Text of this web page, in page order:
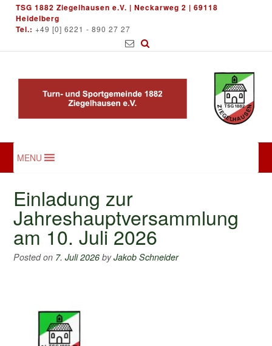
Skip
content
TSG 1882 Ziegelhausen e.V. | Neckarweg 2 | 69118
Heidelberg
Tel.: +49 [0] 6221 - 890 27 27
MENU
Einladung zur
Jahreshauptversammlung
am 10. Juli 2026
Posted on 7. Juli 2026 byJakob Schneider